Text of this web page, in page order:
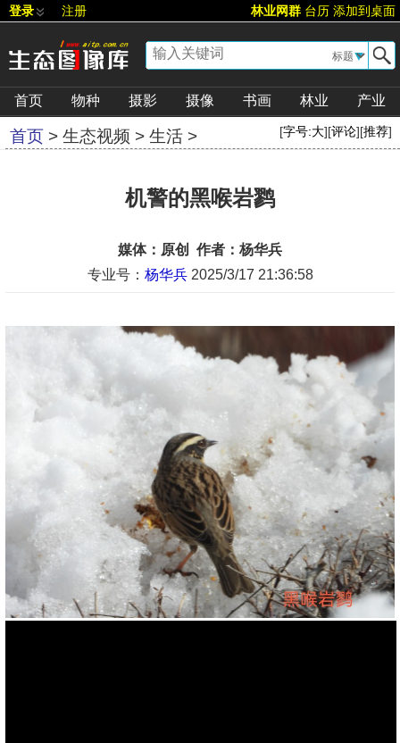
登录 注册 林业网群 台历 添加到桌面
▼
首页 物种 摄影 摄像 书画 林业 产业
首页 > 生态视频 > 生活 > [字号:大][评论][推荐]
机警的黑喉岩鹨
媒体：原创 作者：杨华兵
专业号： 杨华兵 2025/3/17 21:36:58